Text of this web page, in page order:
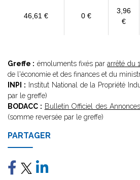
46,61 € 0 €
3,96
€
Greffe : émoluments fixés pararrêté du
de l'économie et des finances et du
INPI : Institut National de la Propriété
par le greffe)
BODACC : Bulletin Officiel des
(somme reversée par le greffe)
PARTAGER